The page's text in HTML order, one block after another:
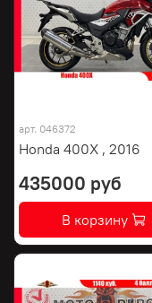
арт. 046372
Honda 400X , 2016
435000 руб
В корзину